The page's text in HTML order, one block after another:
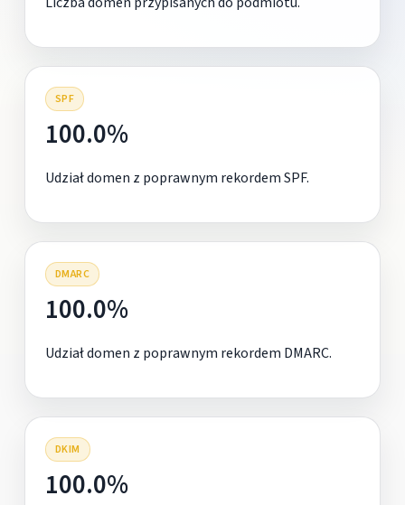
SPF
100.0%
Udział domen z poprawnym rekordem SPF.
DMARC
100.0%
Udział domen z poprawnym rekordem DMARC.
DKIM
100.0%